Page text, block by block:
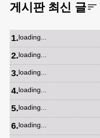
게시판 최신 글
1.loading...
2.loading...
3.loading...
4.loading...
5.loading...
6.loading...